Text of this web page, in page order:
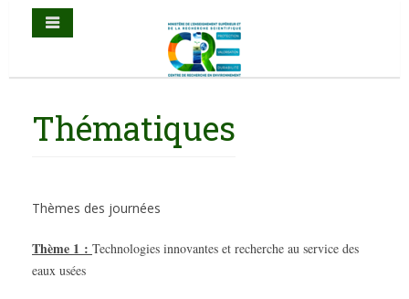
Thématiques
Thèmes des journées
Thème 1 : Technologies innovantes et recherche au service des
eaux usées